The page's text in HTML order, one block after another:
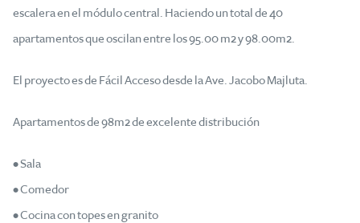
escalera en el módulo central. Haciendo un total de 40
apartamentos que oscilan entre los 95.00 m2 y 98.00m2.
El proyecto es de Fácil Acceso desde la Ave. Jacobo Majluta.
Apartamentos de 98m2 de excelente distribución
• Sala
• Comedor
• Cocina con topes en granito